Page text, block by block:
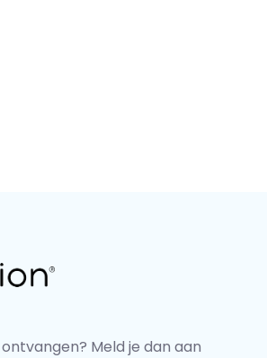
ontvangen? Meld je dan aan